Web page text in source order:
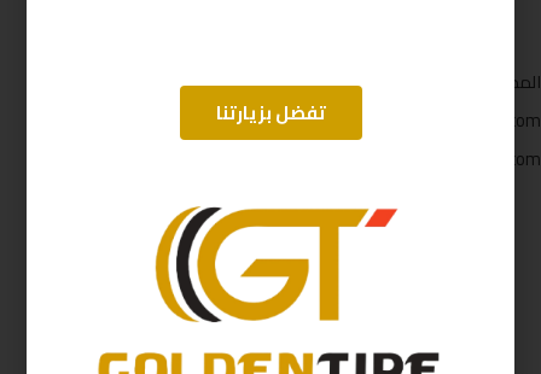
المملكة العربية السعودية
Care@gt4ksa.com
Gt4ksa.com
نحن على مواقع التواصل
تفضل بزيارتنا